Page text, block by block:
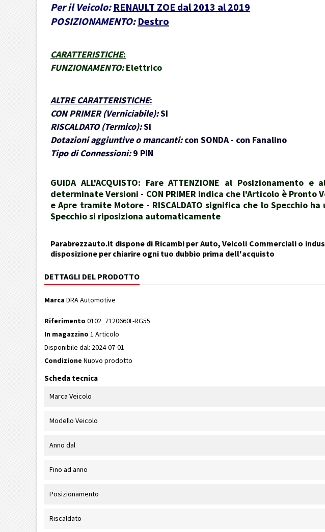
Per il Veicolo: RENAULT ZOE dal 2013 al 2019
POSIZIONAMENTO: Destro
CARATTERISTICHE:
FUNZIONAMENTO: Elettrico
ALTRE CARATTERISTICHE:
CON PRIMER (Verniciabile):SI
RISCALDATO (Termico):SI
Dotazioni aggiuntive o mancanti: con SONDA - con Fanalino
Tipo di Connessioni: 9 PIN
GUIDA ALL'ACQUISTO: Fare ATTENZIONE al
determinate Versioni - CON PRIMER indica che l'Articolo è
e Apre tramite Motore - RISCALDATO significa che lo Specchio
Specchio si riposiziona automaticamente
Parabrezzauto.it dispone di Ricambi per Auto, Veicoli Commerciali o
disposizione per chiarire ogni tuo dubbio prima dell'acquisto
DETTAGLI DEL PRODOTTO
Marca DRA Automotive
Riferimento 0102_7120660L-RG55
In magazzino 1 Articolo
Disponibile dal: 2024-07-01
Condizione Nuovo prodotto
Scheda tecnica
Marca Veicolo
Modello Veicolo
Anno dal
Fino ad anno
Posizionamento
Riscaldato